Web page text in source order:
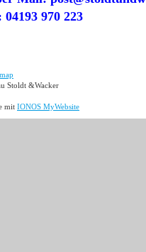
970 223
Stoldt &Wacker
mit IONOS MyWebsite